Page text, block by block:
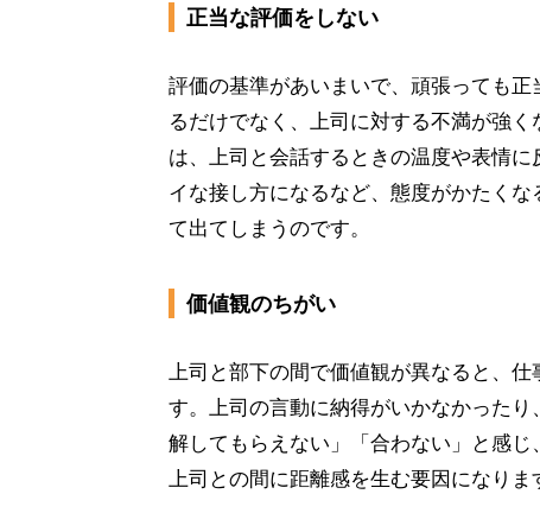
正当な評価をしない
評価の基準があいまいで、頑張っても
るだけでなく、上司に対する不満が強
は、上司と会話するときの温度や表情
イな接し方になるなど、態度がかたく
て出てしまうのです。
価値観のちがい
上司と部下の間で価値観が異なると、
す。上司の言動に納得がいかなかった
解してもらえない」「合わない」と感じ
上司との間に距離感を生む要因になりま